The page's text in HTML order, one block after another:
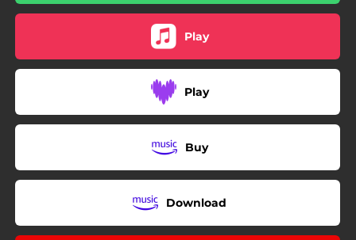
Play
Play
Buy
Download